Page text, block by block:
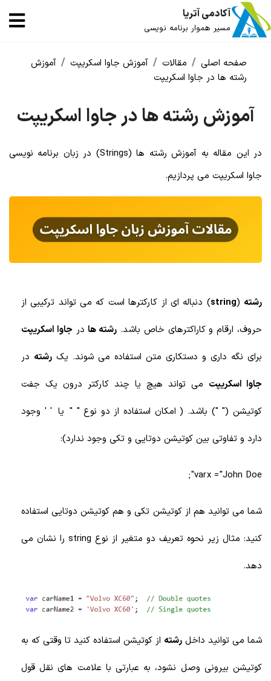
آکادمی آتریا
مسیر هموار برنامه نویسی
صفحه اصلی مقالات آموزش جاوا اسکریپت
آموزش
رشته ها در جاوا اسکریپت
آموزش رشته ها در جاوا اسکریپت
در این مقاله به آموزش رشته ها (Strings) در زبان برنامه نویسی
جاوا اسکریپت می پردازیم.
رشته (
string) دنباله ای از کارکترها است که می تواند ترکیبی از
حروف، ارقام و کاراکترهای خاص باشد. رشته هادر جاوا اسکریپت
برای نگه داری و دستکاری متن استفاده می شوند. یک رشته در
جاوا اسکریپت می تواند هیچ یا چند کارکتر درون یک جفت
کوتیشن (" ") باشد. ( امکان استفاده از دو نوع " " یا ' ' وجود
دارد و تفاوتی بین کوتیشن دوتایی و تکی وجود ندارد):
var x = "John Doe";
شما می توانید هم از کوتیشن تکی و هم کوتیشن دوتایی استفاده
کنید: مثال زیر نحوه تعریف دو متغیر از نوع string را نشان می
دهد.
شما می توانید داخل رشته از کوتیشن استفاده کنید تا وقتی که به
کوتیشن بیرونی وصل نشود، به عبارتی با علامت های نقل قول